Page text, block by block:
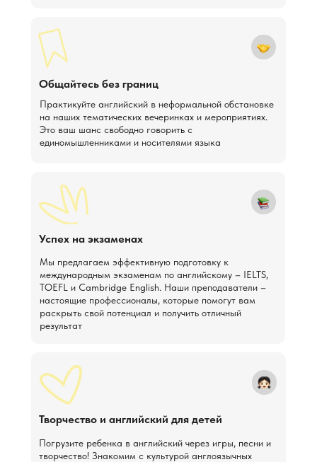
Мы предлагаем эффективную подготовку к
международным экзаменам по английскому – IELTS,
TOEFL и Cambridge English. Наши преподаватели –
настоящие профессионалы, которые помогут вам
раскрыть свой потенциал и получить отличный
результат
Успех на экзаменах
Погрузите ребенка в английский через игры, песни и
творчество! Знакомим с культурой англоязычных
Творчество и английский для детей
Практикуйте английский в неформальной обстановке
на наших тематических вечеринках и мероприятиях.
Это ваш шанс свободно говорить с
единомышленниками и носителями языка
Общайтесь без границ